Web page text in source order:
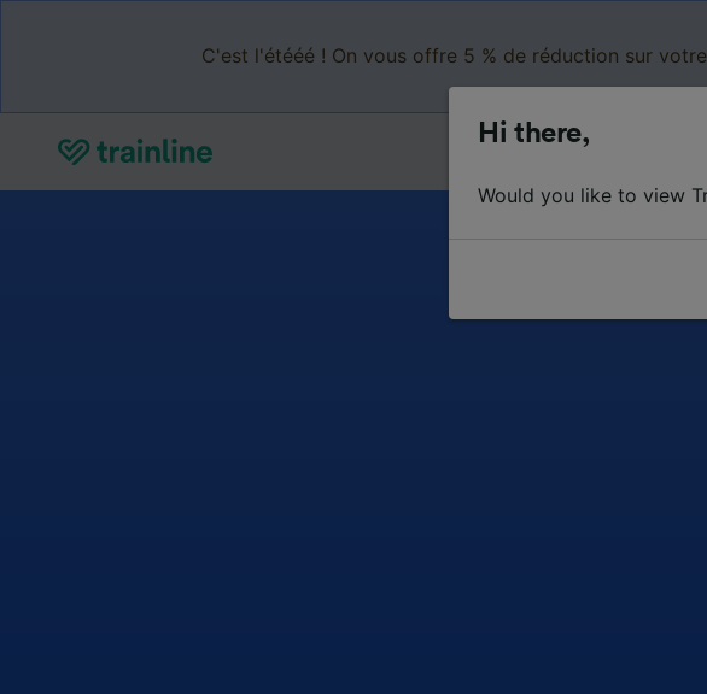
C'est l'étééé ! On vous offre 5 % de réduction sur
Hi there,
Would you like to view